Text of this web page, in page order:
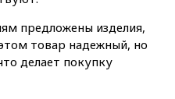
предложены изделия,
товар надежный, но
делает покупку